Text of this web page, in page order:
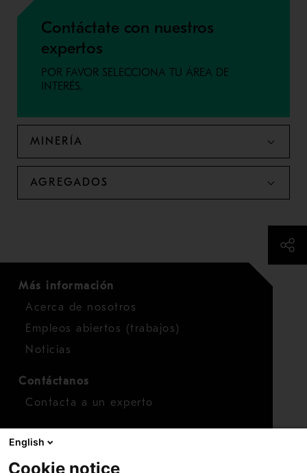
Contáctate con nuestros
expertos
POR FAVOR SELECCIONA TU ÁREA DE
INTERÉS.
MINERÍA
AGREGADOS
Más información
Acerca de nosotros
Empleos abiertos (trabajos)
Noticias
Contáctanos
Contacta a un experto
English
Cookie notice